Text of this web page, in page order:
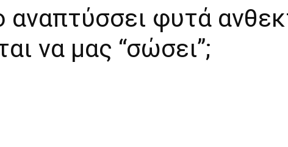
αναπτύσσει φυτά
να μας “σώσει”;